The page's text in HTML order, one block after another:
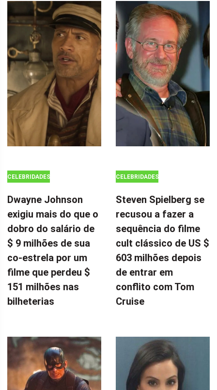
CELEBRIDADES
Dwayne Johnson
exigiu mais do que o
dobro do salário de
$ 9 milhões de sua
co-estrela por um
filme que perdeu $
151 milhões nas
bilheterias
CELEBRIDADES
Steven Spielberg se
recusou a fazer a
sequência do filme
cult clássico de US $
603 milhões depois
de entrar em
conflito com Tom
Cruise